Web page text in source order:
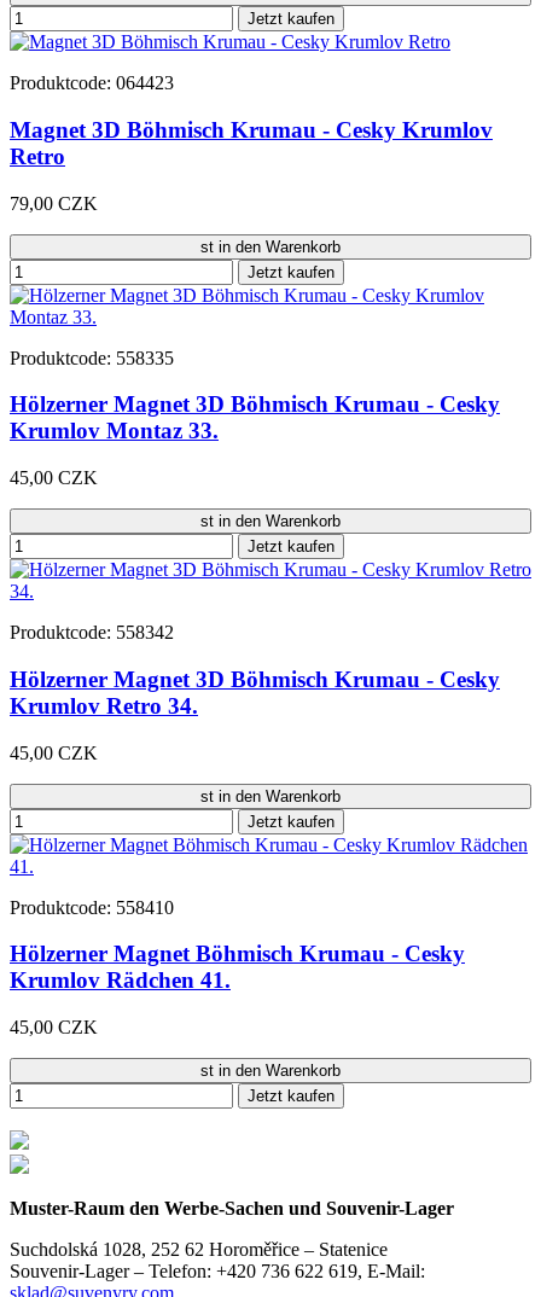
Jetzt kaufen
Produktcode: 064423
Magnet 3D Böhmisch Krumau - Cesky Krumlov
Retro
79,00 CZK
st in den Warenkorb
Jetzt kaufen
Produktcode: 558335
Hölzerner Magnet 3D Böhmisch Krumau - Cesky
Krumlov Montaz 33.
45,00 CZK
st in den Warenkorb
Jetzt kaufen
Produktcode: 558342
Hölzerner Magnet 3D Böhmisch Krumau - Cesky
Krumlov Retro 34.
45,00 CZK
st in den Warenkorb
Jetzt kaufen
Produktcode: 558410
Hölzerner Magnet Böhmisch Krumau - Cesky
Krumlov Rädchen 41.
45,00 CZK
st in den Warenkorb
Jetzt kaufen
Muster-Raum den Werbe-Sachen und Souvenir-Lager
Suchdolská 1028, 252 62 Horoměřice – Statenice
Souvenir-Lager – Telefon: +420 736 622 619, E-Mail:
sklad@suvenyry.com